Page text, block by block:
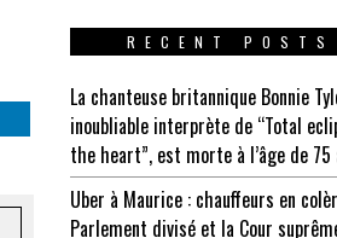
RECENT POSTS
La chanteuse britannique Bonnie
inoubliable interprète de “Total
the heart”, est morte à l’âge de 75
Uber à Maurice : chauffeurs en
Parlement divisé et la Cour